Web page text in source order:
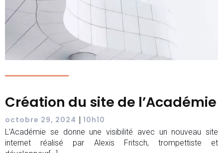
Création du site de l’Académie
octobre 29, 2024 | 10h10
L’Académie se donne une visibilité avec un nouveau site
internet réalisé par Alexis Fritsch, trompettiste et